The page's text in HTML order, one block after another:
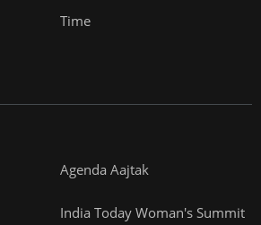
Time
Agenda Aajtak
India Today Woman's Summit